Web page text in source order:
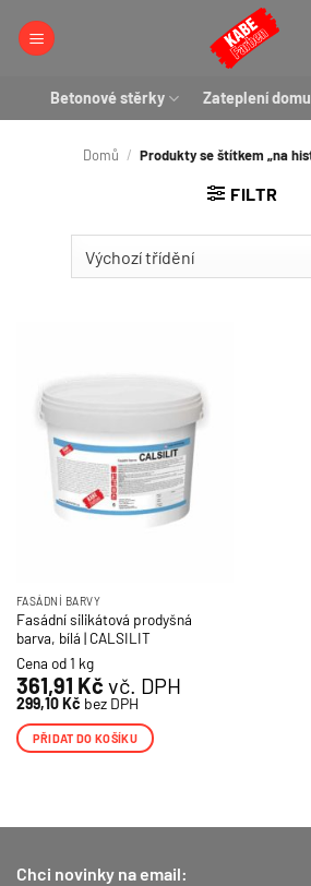
Betonové stěrky Zateplení domu
Domů / Produkty se štítkem „na
FILTR
FASÁDNÍ BARVY
Fasádní silikátová prodyšná
barva, bílá | CALSILIT
Cena od 1 kg
361,91 Kč vč. DPH
299,10Kč bez DPH
PŘIDAT DO KOŠÍKU
Chci novinky na email: